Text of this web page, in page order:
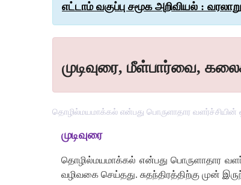
எட்டாம் வகுப்பு சமூக அறிவியல் :
முடிவுரை, மீள்பார்வை,
தொழில்மயமாக்கல் என்பது பொருளாதார வளர்ச்சியின்
முடிவுரை
தொழில்மயமாக்கல் என்பது பொருளாதார
வழிவகை செய்தது. சுதந்திரத்திற்கு முன்